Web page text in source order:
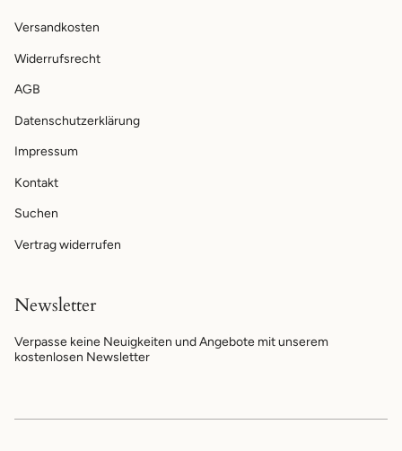
Versandkosten
Widerrufsrecht
AGB
Datenschutzerklärung
Impressum
Kontakt
Suchen
Vertrag widerrufen
Newsletter
Verpasse keine Neuigkeiten und Angebote mit unserem
kostenlosen Newsletter